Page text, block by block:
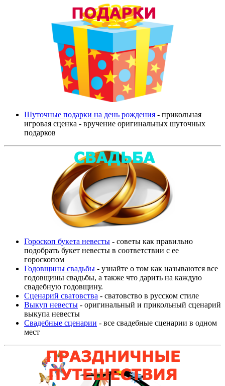
Шуточные подарки на день рождения - прикольная
игровая сценка - вручение оригинальных шуточных
подарков
Гороскоп букета невесты - советы как правильно
подобрать букет невесты в соответствии с ее
гороскопом
Годовщины свадьбы - узнайте о том как называются все
годовщины свадьбы, а также что дарить на каждую
свадебную годовщину.
Сценарий сватовства - сватовство в русском стиле
Выкуп невесты - оригинальный и прикольный сценарий
выкупа невесты
Свадебные сценарии - все свадебные сценарии в одном
мест